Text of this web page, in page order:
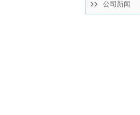
公司新闻